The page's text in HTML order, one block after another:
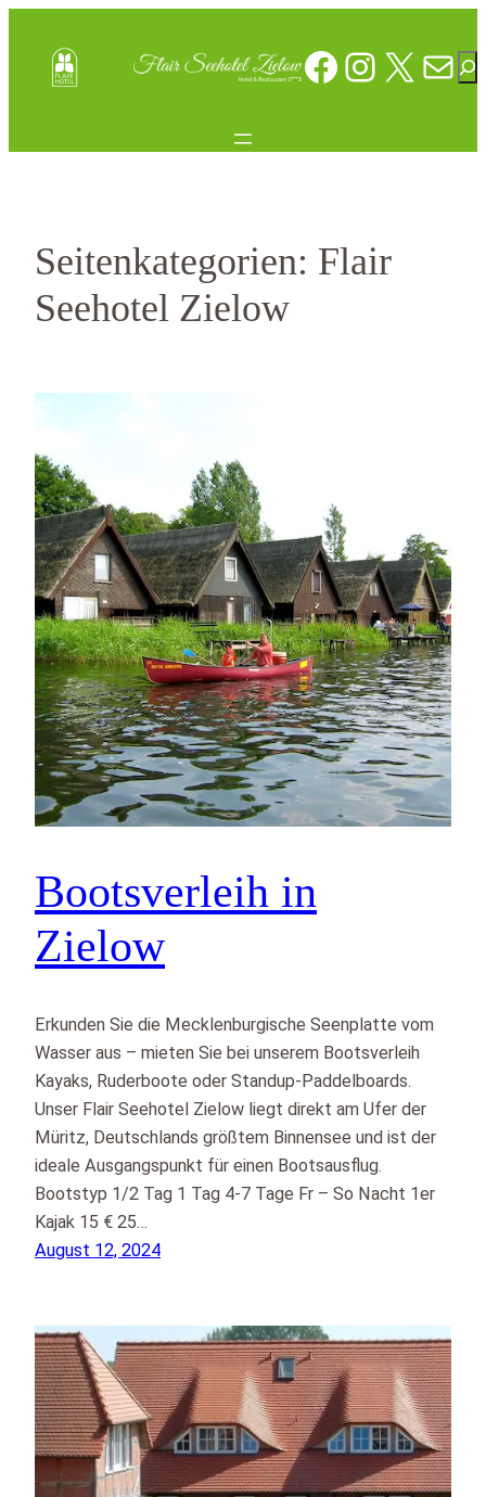
springen
Facebook
X E-
Seitenkategorien: Flair
Seehotel Zielow
Bootsverleih in
Zielow
Erkunden Sie die Mecklenburgische Seenplatte vom
Wasser aus – mieten Sie bei unserem Bootsverleih
Kayaks, Ruderboote oder Standup-Paddelboards.
Unser Flair Seehotel Zielow liegt direkt am Ufer der
Müritz, Deutschlands größtem Binnensee und ist der
ideale Ausgangspunkt für einen Bootsausflug.
Bootstyp 1/2 Tag 1 Tag 4-7 Tage Fr – So Nacht 1er
Kajak 15 € 25…
August 12, 2024